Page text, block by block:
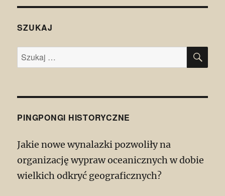
SZUKAJ
Szukaj:
PINGPONGI HISTORYCZNE
Jakie nowe wynalazki pozwoliły na
organizację wypraw oceanicznych w dobie
wielkich odkryć geograficznych?